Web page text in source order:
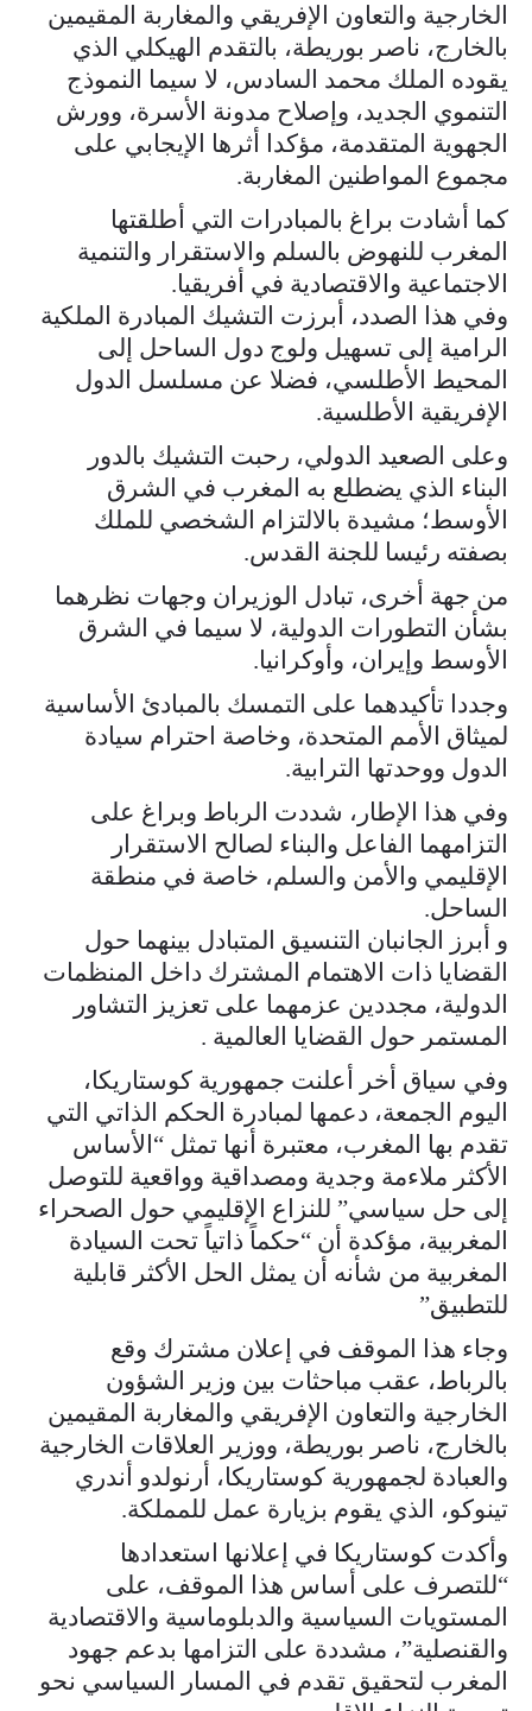
الخارجية والتعاون الإفريقي والمغاربة المقيمين
بالخارج، ناصر بوريطة، بالتقدم الهيكلي الذي
يقوده الملك محمد السادس، لا سيما النموذج
التنموي الجديد، وإصلاح مدونة الأسرة، وورش
الجهوية المتقدمة، مؤكدا أثرها الإيجابي على
مجموع المواطنين المغاربة.
كما أشادت براغ بالمبادرات التي أطلقتها
المغرب للنهوض بالسلم والاستقرار والتنمية
الاجتماعية والاقتصادية في أفريقيا.
وفي هذا الصدد، أبرزت التشيك المبادرة الملكية
الرامية إلى تسهيل ولوج دول الساحل إلى
المحيط الأطلسي، فضلا عن مسلسل الدول
الإفريقية الأطلسية.
وعلى الصعيد الدولي، رحبت التشيك بالدور
البناء الذي يضطلع به المغرب في الشرق
الأوسط؛ مشيدة بالالتزام الشخصي للملك
بصفته رئيسا للجنة القدس.
من جهة أخرى، تبادل الوزيران وجهات نظرهما
بشأن التطورات الدولية، لا سيما في الشرق
الأوسط وإيران، وأوكرانيا.
وجددا تأكيدهما على التمسك بالمبادئ الأساسية
لميثاق الأمم المتحدة، وخاصة احترام سيادة
الدول ووحدتها الترابية.
وفي هذا الإطار، شددت الرباط وبراغ على
التزامهما الفاعل والبناء لصالح الاستقرار
الإقليمي والأمن والسلم، خاصة في منطقة
الساحل.
و أبرز الجانبان التنسيق المتبادل بينهما حول
القضايا ذات الاهتمام المشترك داخل المنظمات
الدولية، مجددين عزمهما على تعزيز التشاور
المستمر حول القضايا العالمية .
وفي سياق أخر أعلنت جمهورية كوستاريكا،
اليوم الجمعة، دعمها لمبادرة الحكم الذاتي التي
تقدم بها المغرب، معتبرة أنها تمثل “الأساس
الأكثر ملاءمة وجدية ومصداقية وواقعية للتوصل
إلى حل سياسي” للنزاع الإقليمي حول الصحراء
المغربية، مؤكدة أن “حكماً ذاتياً تحت السيادة
المغربية من شأنه أن يمثل الحل الأكثر قابلية
للتطبيق”
وجاء هذا الموقف في إعلان مشترك وقع
بالرباط، عقب مباحثات بين وزير الشؤون
الخارجية والتعاون الإفريقي والمغاربة المقيمين
بالخارج، ناصر بوريطة، ووزير العلاقات الخارجية
والعبادة لجمهورية كوستاريكا، أرنولدو أندري
تينوكو، الذي يقوم بزيارة عمل للمملكة.
وأكدت كوستاريكا في إعلانها استعدادها
“للتصرف على أساس هذا الموقف، على
المستويات السياسية والدبلوماسية والاقتصادية
والقنصلية”، مشددة على التزامها بدعم جهود
المغرب لتحقيق تقدم في المسار السياسي نحو